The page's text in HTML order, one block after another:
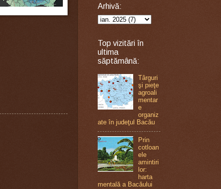
Arhivă:
Top vizitări în
ultima
săptămână:
Târguri
şi pieţe
agroali
mentar
e
organiz
ate în judeţul Bacău
Prin
cotloan
ele
amintiri
lor:
harta
mentală a Bacăului